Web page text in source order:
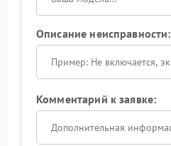
Описание неисправности:
Комментарий к заявке: